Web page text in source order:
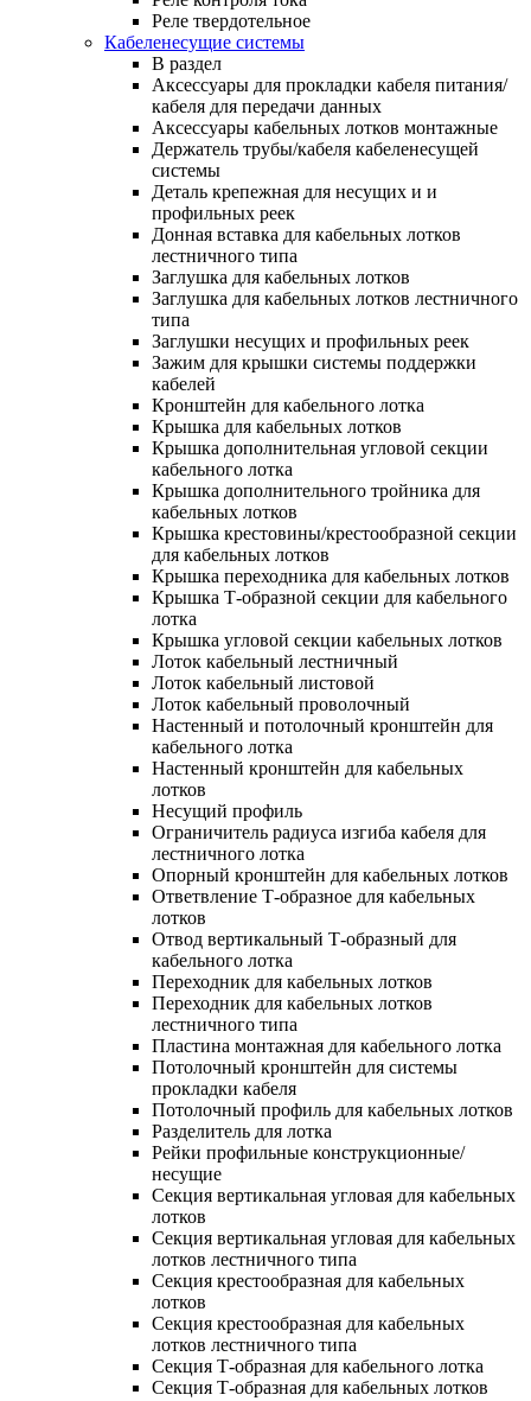
Реле твердотельное
Кабеленесущие системы
В раздел
Аксессуары для прокладки кабеля питания/
кабеля для передачи данных
Аксессуары кабельных лотков монтажные
Держатель трубы/кабеля кабеленесущей
системы
Деталь крепежная для несущих и и
профильных реек
Донная вставка для кабельных лотков
лестничного типа
Заглушка для кабельных лотков
Заглушка для кабельных лотков лестничного
типа
Заглушки несущих и профильных реек
Зажим для крышки системы поддержки
кабелей
Кронштейн для кабельного лотка
Крышка для кабельных лотков
Крышка дополнительная угловой секции
кабельного лотка
Крышка дополнительного тройника для
кабельных лотков
Крышка крестовины/крестообразной секции
для кабельных лотков
Крышка переходника для кабельных лотков
Крышка Т-образной секции для кабельного
лотка
Крышка угловой секции кабельных лотков
Лоток кабельный лестничный
Лоток кабельный листовой
Лоток кабельный проволочный
Настенный и потолочный кронштейн для
кабельного лотка
Настенный кронштейн для кабельных
лотков
Несущий профиль
Ограничитель радиуса изгиба кабеля для
лестничного лотка
Опорный кронштейн для кабельных лотков
Ответвление Т-образное для кабельных
лотков
Отвод вертикальный Т-образный для
кабельного лотка
Переходник для кабельных лотков
Переходник для кабельных лотков
лестничного типа
Пластина монтажная для кабельного лотка
Потолочный кронштейн для системы
прокладки кабеля
Потолочный профиль для кабельных лотков
Разделитель для лотка
Рейки профильные конструкционные/
несущие
Секция вертикальная угловая для кабельных
лотков
Секция вертикальная угловая для кабельных
лотков лестничного типа
Секция крестообразная для кабельных
лотков
Секция крестообразная для кабельных
лотков лестничного типа
Секция Т-образная для кабельного лотка
Секция Т-образная для кабельных лотков